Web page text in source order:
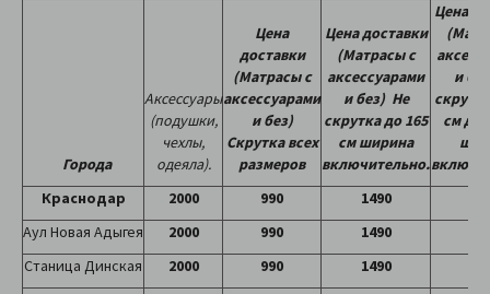
Города
Аксессуары
(подушки,
чехлы,
одеяла).
Цена
доставки
(Матрасы с
аксессуарами
и без)
Скрутка всех
размеров
Цена доставки
(Матрасы с
аксессуарами
и без) Не
скрутка до 165
смширина
включительно.
Цена
и
см до
Краснодар
2000 990 1490
Аул Новая Адыгея
2000 990 1490
Станица Динская
2000 990 1490